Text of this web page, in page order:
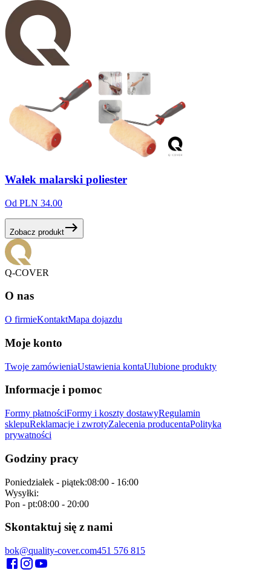
Wałek malarski poliester
Od PLN 34.00
Zobacz produkt
Q-COVER
O nas
O firmieKontaktMapa dojazdu
Moje konto
Twoje zamówieniaUstawienia kontaUlubione produkty
Informacje i pomoc
Formy płatnościFormy i koszty dostawyRegulamin
sklepuReklamacje i zwrotyZalecenia producentaPolityka
prywatności
Godziny pracy
Poniedziałek - piątek:08:00 - 16:00
Wysyłki:
Pon - pt:08:00 - 20:00
Skontaktuj się z nami
bok@quality-cover.com451 576 815